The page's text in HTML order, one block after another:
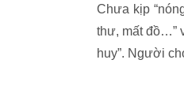
Chưa kịp
thư, mất đồ…”
huy”. Người